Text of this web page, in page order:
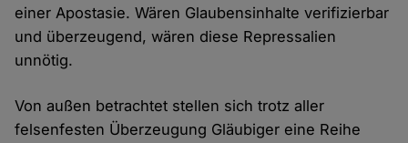
einer Apostasie. Wären Glaubensinhalte verifizierbar
und überzeugend, wären diese Repressalien
unnötig.
Von außen betrachtet stellen sich trotz aller
felsenfesten Überzeugung Gläubiger eine Reihe